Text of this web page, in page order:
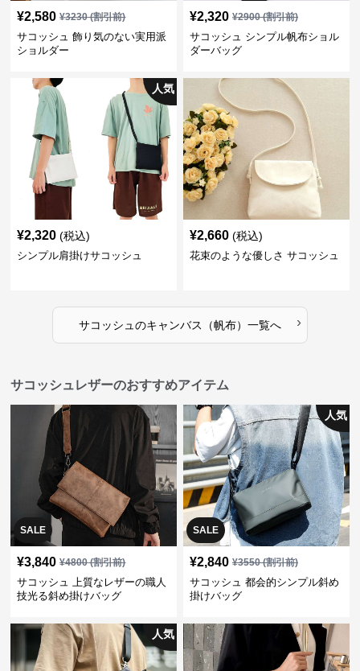
¥2,580 ¥3230(割引前)
サコッシュ 飾り気のない実用派
ショルダー
¥2,320 ¥2900(割引前)
サコッシュ シンプル帆布ショル
ダーバッグ
人気
¥2,320 (税込)
シンプル肩掛けサコッシュ
¥2,660 (税込)
花束のような優しさ サコッシュ
サコッシュ のキャンバス（帆布） 一覧へ ›
サコッシュレザーのおすすめアイテム
SALE
¥3,840 ¥4800(割引前)
サコッシュ 上質なレザーの職人
技光る斜め掛けバッグ
SALE
人気
¥2,840 ¥3550(割引前)
サコッシュ 都会的シンプル斜め
掛けバッグ
人気